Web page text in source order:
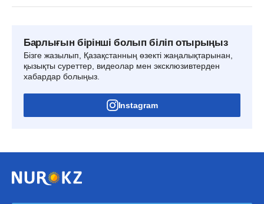
Барлығын бірінші болып біліп отырыңыз
Бізге жазылып, Қазақстанның өзекті жаңалықтарынан,
қызықты суреттер, видеолар мен эксклюзивтерден
хабардар болыңыз.
Instagram